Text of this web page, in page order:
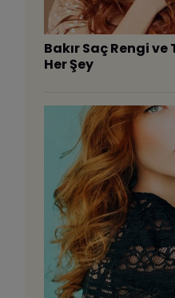
Bakır Saç Rengi
Her Şey